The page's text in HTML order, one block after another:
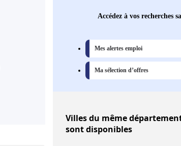
Accédez à vos recherches
Mes alertes emploi
Ma sélection d’offres
Villesdu même
sont disponibles